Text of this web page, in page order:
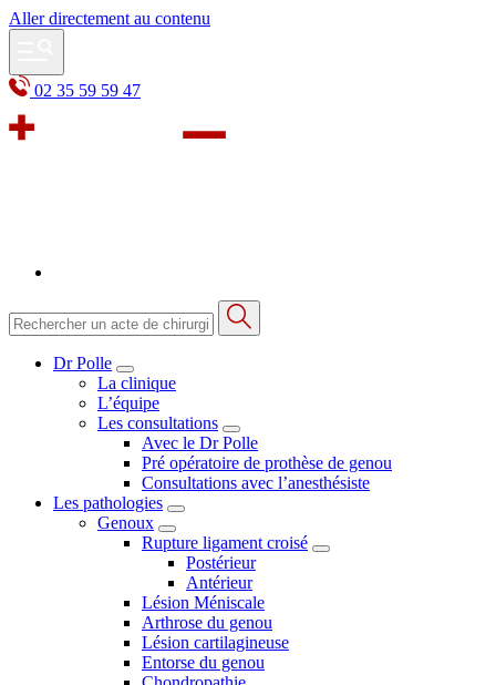
Aller directement au contenu
02 35 59 59 47
Dr Polle
La clinique
L’équipe
Les consultations
Avec le Dr Polle
Pré opératoire de prothèse de genou
Consultations avec l’anesthésiste
Les pathologies
Genoux
Rupture ligament croisé
Postérieur
Antérieur
Lésion Méniscale
Arthrose du genou
Lésion cartilagineuse
Entorse du genou